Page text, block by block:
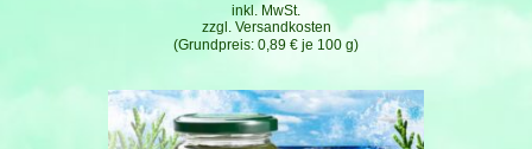
0,89 € je 100 g
inkl. MwSt.
zzgl. Versandkosten